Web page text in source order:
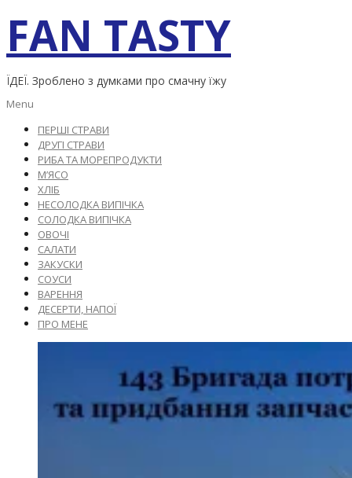
content
FAN TASTY
ЇДЕЇ. Зроблено з думками про смачну їжу
Primary
Menu
Menu
ПЕРШІ СТРАВИ
ДРУГІ СТРАВИ
РИБА ТА МОРЕПРОДУКТИ
М’ЯСО
ХЛІБ
НЕСОЛОДКА ВИПІЧКА
СОЛОДКА ВИПІЧКА
ОВОЧІ
САЛАТИ
ЗАКУСКИ
СОУСИ
ВАРЕННЯ
ДЕСЕРТИ, НАПОЇ
ПРО МЕНЕ